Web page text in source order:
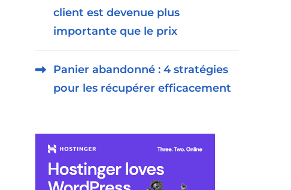
client est devenue plus
importante que le prix
Panier abandonné : 4 stratégies
pour les récupérer efficacement